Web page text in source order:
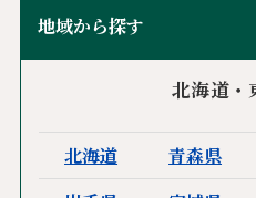
地域から探す
北海道・
北海道 青森県